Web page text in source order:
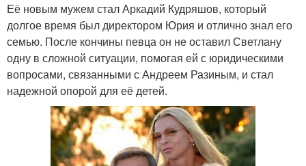
Её новым мужем стал Аркадий Кудряшов, который
долгое время был директором Юрия и отлично знал его
семью. После кончины певца он не оставил Светлану
одну в сложной ситуации, помогая ей с юридическими
вопросами, связанными с Андреем Разиным, и стал
надежной опорой для её детей.